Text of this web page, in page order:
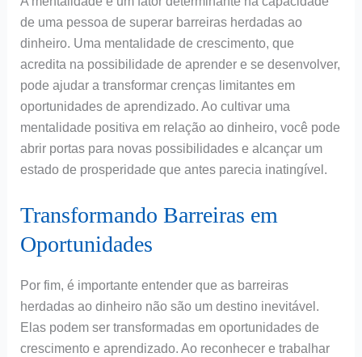
de uma pessoa de superar barreiras herdadas ao
dinheiro. Uma mentalidade de crescimento, que
acredita na possibilidade de aprender e se desenvolver,
pode ajudar a transformar crenças limitantes em
oportunidades de aprendizado. Ao cultivar uma
mentalidade positiva em relação ao dinheiro, você pode
abrir portas para novas possibilidades e alcançar um
estado de prosperidade que antes parecia inatingível.
Transformando Barreiras em
Oportunidades
Por fim, é importante entender que as barreiras
herdadas ao dinheiro não são um destino inevitável.
Elas podem ser transformadas em oportunidades de
crescimento e aprendizado. Ao reconhecer e trabalhar